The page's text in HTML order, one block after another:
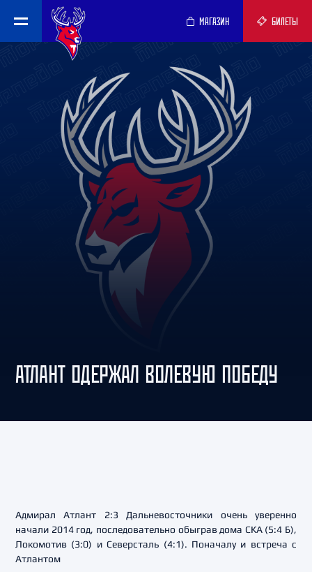
МАГАЗИН БИЛЕТЫ
АТЛАНТ ОДЕРЖАЛ ВОЛЕВУЮ ПОБЕДУ
Адмирал Атлант 2:3 Дальневосточники очень уверенно
начали 2014 год, последовательно обыграв дома СКА (5:4 Б),
Локомотив (3:0) и Северсталь (4:1). Поначалу и встреча с
Атлантом